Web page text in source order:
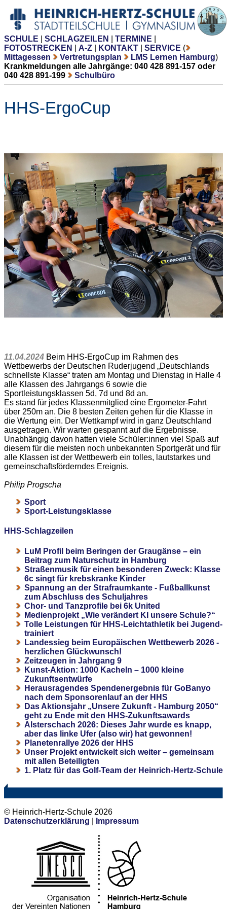
SCHULE SCHLAGZEILEN TERMINE
FOTOSTRECKEN
A-Z KONTAKT SERVICE (
Mittagessen
Vertretungsplan LMS Lernen Hamburg)
Krankmeldungen alle Jahrgänge: 040 428 891-157 oder
040 428 891-199
Schulbüro
HHS-ErgoCup
11.04.2024 Beim HHS-ErgoCup im Rahmen des
Wettbewerbs der Deutschen Ruderjugend „Deutschlands
schnellste Klasse“ traten am Montag und Dienstag in Halle 4
alle Klassen des Jahrgangs 6 sowie die
Sportleistungsklassen 5d, 7d und 8d an.
Es stand für jedes Klassenmitglied eine Ergometer-Fahrt
über 250m an. Die 8 besten Zeiten gehen für die Klasse in
die Wertung ein. Der Wettkampf wird in ganz Deutschland
ausgetragen. Wir warten gespannt auf die Ergebnisse.
Unabhängig davon hatten viele Schüler:innen viel Spaß auf
diesem für die meisten noch unbekannten Sportgerät und für
alle Klassen ist der Wettbewerb ein tolles, lautstarkes und
gemeinschaftsförderndes Ereignis.
Philip Progscha
Sport
Sport-Leistungsklasse
HHS-Schlagzeilen
LuM Profil beim Beringen der Graugänse – ein
Beitrag zum Naturschutz in Hamburg
Straßenmusik für einen besonderen Zweck: Klasse
6c singt für krebskranke Kinder
Spannung an der Strafraumkante - Fußballkunst
zum Abschluss des Schuljahres
Chor- und Tanzprofile bei 6k United
Medienprojekt „Wie verändert KI unsere Schule?“
Tolle Leistungen für HHS-Leichtathletik bei Jugend-
trainiert
Landessieg beim Europäischen Wettbewerb 2026 -
herzlichen Glückwunsch!
Zeitzeugen in Jahrgang 9
Kunst-Aktion: 1000 Kacheln – 1000 kleine
Zukunftsentwürfe
Herausragendes Spendenergebnis für GoBanyo
nach dem Sponsorenlauf an der HHS
Das Aktionsjahr „Unsere Zukunft - Hamburg 2050“
geht zu Ende mit den HHS-Zukunftsawards
Alsterschach 2026: Dieses Jahr wurde es knapp,
aber das linke Ufer (also wir) hat gewonnen!
Planetenrallye 2026 der HHS
Unser Projekt entwickelt sich weiter – gemeinsam
mit allen Beteiligten
1. Platz für das Golf-Team der Heinrich-Hertz-Schule
© Heinrich-Hertz-Schule 2026
Datenschutzerklärung
Impressum